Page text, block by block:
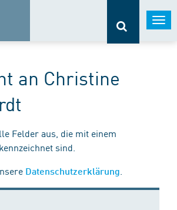
an Christine
Felder aus, die mit einem
sind.
Datenschutzerklärung